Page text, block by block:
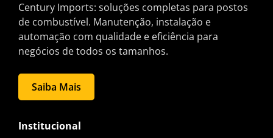
Century Imports: soluções completas para postos
de combustível. Manutenção, instalação e
automação com qualidade e eficiência para
negócios de todos os tamanhos.
Saiba Mais
Institucional